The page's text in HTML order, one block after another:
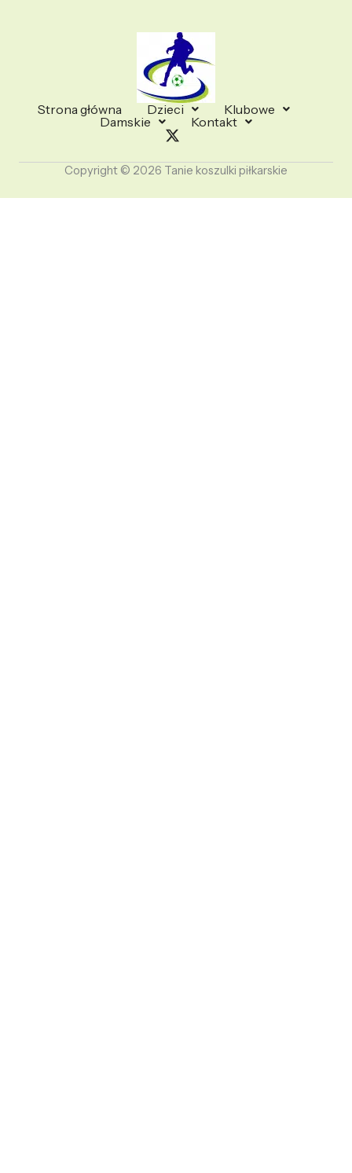
Strona główna Dzieci
Klubowe
Damskie
Kontakt
Copyright © 2026 Tanie koszulki piłkarskie